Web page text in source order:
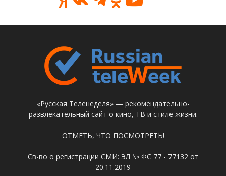
«Русская Теленеделя» — рекомендательно-
развлекательный сайт о кино, ТВ и стиле жизни.
ОТМЕТЬ, ЧТО ПОСМОТРЕТЬ!
Св-во о регистрации СМИ: ЭЛ № ФС 77 - 77132 от
20.11.2019